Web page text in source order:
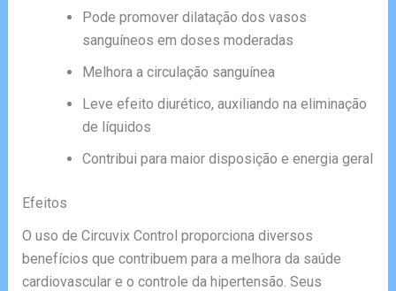
Pode promover dilatação dos vasos
sanguíneos em doses moderadas
Melhora a circulação sanguínea
Leve efeito diurético, auxiliando na eliminação
de líquidos
Contribui para maior disposição e energia geral
Efeitos
O uso de Circuvix Control proporciona diversos
benefícios que contribuem para a melhora da saúde
cardiovascular e o controle da hipertensão. Seus